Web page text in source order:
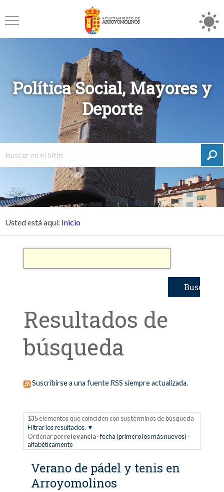
Política Social, Mayores y
Deporte
Usted está aquí: Inicio
Resultados de
búsqueda
Suscribirse a una fuente RSS siempre actualizada.
135elementos que coinciden con sus términos de búsqueda
Filtrar los resultados.
Ordenar por relevancia ·fecha (primero los más nuevos) ·
alfabéticamente
Verano de pádel y tenis en
Arroyomolinos